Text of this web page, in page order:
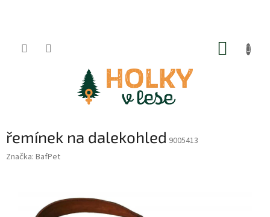
řemínek na dalekohled 9005413
Značka: BafPet